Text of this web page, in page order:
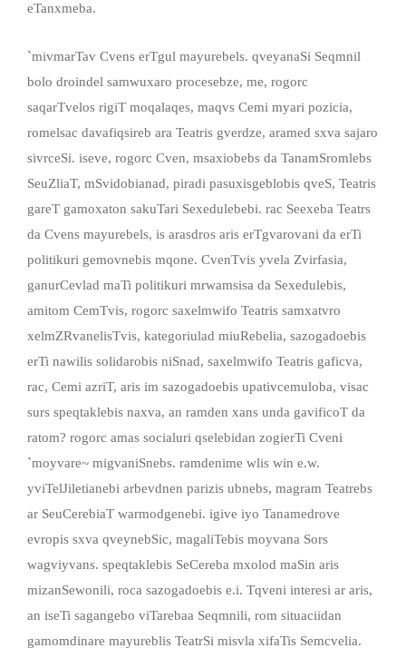
eTanxmeba.
`mivmarTav Cvens erTgul mayurebels. qveyanaSi Seqmnil
bolo droindel samwuxaro procesebze, me, rogorc
saqarTvelos rigiT moqalaqes, maqvs Cemi myari pozicia,
romelsac davafiqsireb ara Teatris gverdze, aramed sxva sajaro
sivrceSi. iseve, rogorc Cven, msaxiobebs da TanamSromlebs
SeuZliaT, mSvidobianad, piradi pasuxisgeblobis qveS, Teatris
gareT gamoxaton sakuTari Sexedulebebi. rac Seexeba Teatrs
da Cvens mayurebels, is arasdros aris erTgvarovani da erTi
politikuri gemovnebis mqone. CvenTvis yvela Zvirfasia,
ganurCevlad maTi politikuri mrwamsisa da Sexedulebis,
amitom CemTvis, rogorc saxelmwifo Teatris samxatvro
xelmZRvanelisTvis, kategoriulad miuRebelia, sazogadoebis
erTi nawilis solidarobis niSnad, saxelmwifo Teatris gaficva,
rac, Cemi azriT, aris im sazogadoebis upativcemuloba, visac
surs speqtaklebis naxva, an ramden xans unda gavificoT da
ratom? rogorc amas socialuri qselebidan zogierTi Cveni
`moyvare~ migvaniSnebs. ramdenime wlis win e.w.
yviTelJiletianebi arbevdnen parizis ubnebs, magram Teatrebs
ar SeuCerebiaT warmodgenebi. igive iyo Tanamedrove
evropis sxva qveynebSic, magaliTebis moyvana Sors
wagviyvans. speqtaklebis SeCereba mxolod maSin aris
mizanSewonili, roca sazogadoebis e.i. Tqveni interesi ar aris,
an iseTi sagangebo viTarebaa Seqmnili, rom situaciidan
gamomdinare mayureblis TeatrSi misvla xifaTis Semcvelia.